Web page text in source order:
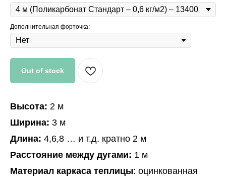
Дополнительная форточка:
Out of stock
Высота: 2 м
Ширина: 3 м
Длина: 4,6,8 … и т.д. кратно 2 м
Расстояние между дугами: 1 м
Материал каркаса теплицы: оцинкованная